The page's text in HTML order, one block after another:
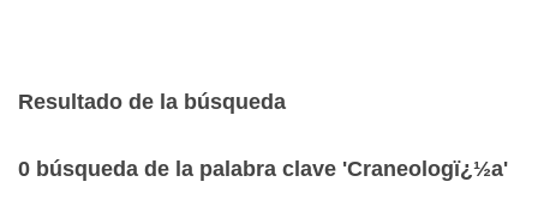
Resultado de la búsqueda
0 búsqueda de la palabra clave 'Craneologï¿½a'